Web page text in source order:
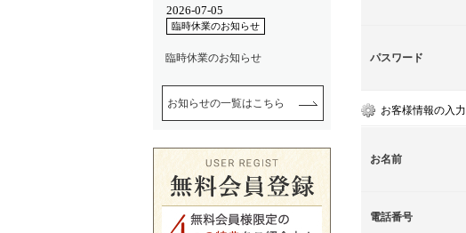
パスワード
お客様情報の入力
お名前
電話番号
お知らせの一覧はこちら